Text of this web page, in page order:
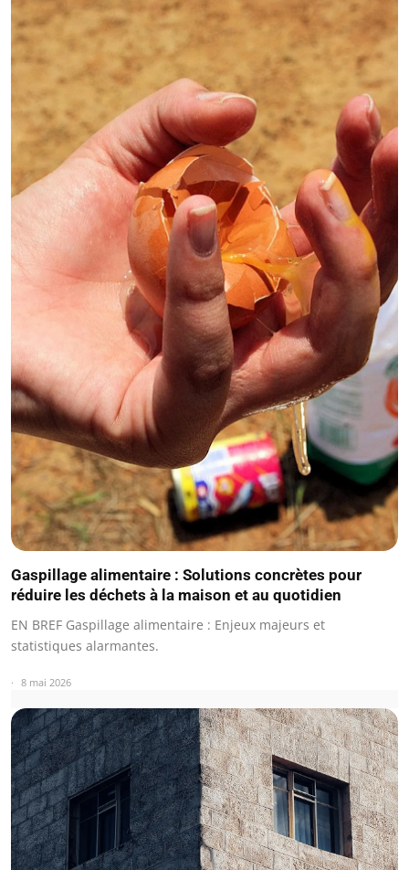
Gaspillage alimentaire : Solutions concrètes pour
réduire les déchets à la maison et au quotidien
EN BREF Gaspillage alimentaire : Enjeux majeurs et
statistiques alarmantes.
8 mai 2026